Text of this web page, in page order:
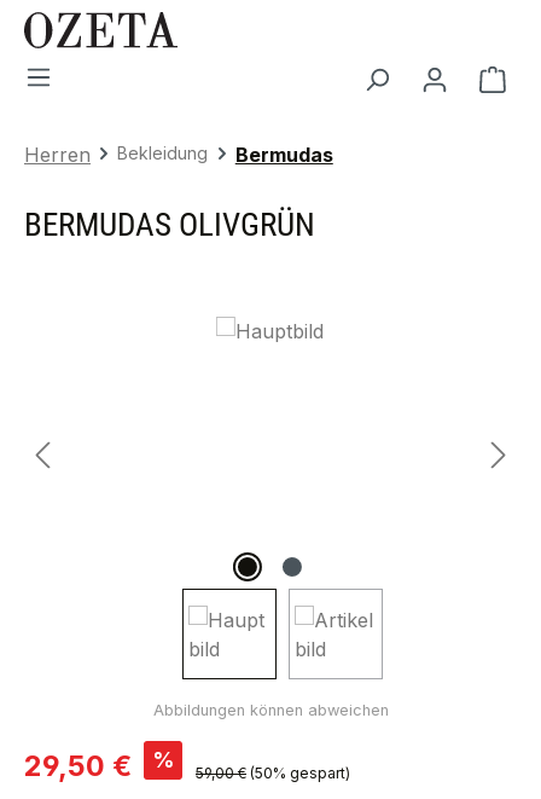
Zum Hauptinhalt springen
Herren Bekleidung Bermudas
BERMUDAS OLIVGRÜN
Bildergalerie überspringen
Verkaufspreis:
29,50 € % Regulärer Preis:
59,00 € (50% gespart)